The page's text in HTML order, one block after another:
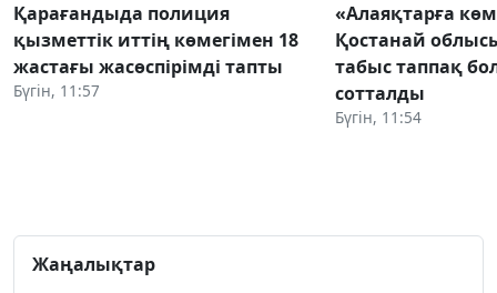
Қарағандыда полиция
қызметтік иттің көмегімен 18
жастағы жасөспірімді тапты
Бүгін, 11:57
«Алаяқтарға
Қостанай
табыс таппақ
сотталды
Бүгін, 11:54
Жаңалықтар